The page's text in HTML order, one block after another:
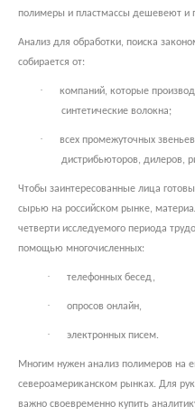
полимеры и пластмассы дешевеют и
Анализ для обработки, поиска
собирается от:
·
компаний, которые
синтетические волокна;
·
всех промежуточных
дистрибьюторов, дилеров,
Чтобы заинтересованные лица
сырью на российском рынке,
четверти исследуемого периода
помощью многочисленных:
· телефонных бесед,
· опросов онлайн,
· электронных писем.
Многим нужен анализ полимеров на
североамериканском рынках. Для
важно своевременно купить